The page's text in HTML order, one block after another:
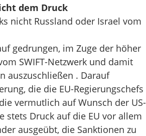
dem Druck
nicht Russland oder Israel vom
gedrungen, im Zuge der höher
SWIFT-Netzwerk und damit
auszuschließen . Darauf
die die EU-Regierungschefs
vermutlich auf Wunsch der US-
stets Druck auf die EU vor allem
ausgeübt, die Sanktionen zu